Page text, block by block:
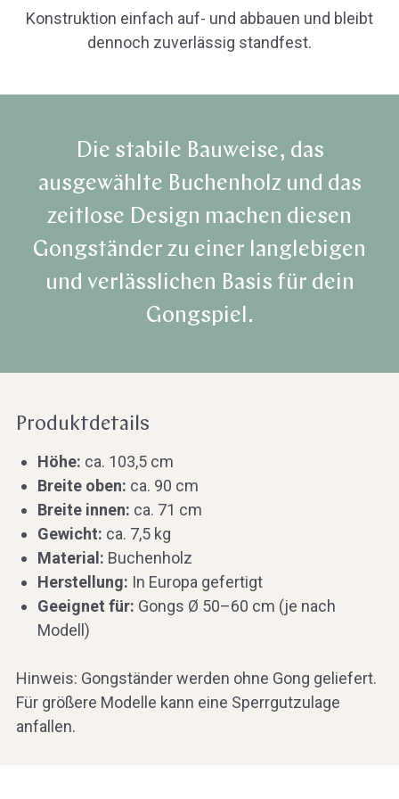
Konstruktion einfach auf- und abbauen und bleibt
dennoch zuverlässig standfest.
Die stabile Bauweise, das
ausgewählte Buchenholz und das
zeitlose Design machen diesen
Gongständer zu einer langlebigen
und verlässlichen Basis für dein
Gongspiel.
Produktdetails
Höhe: ca. 103,5 cm
Breite oben: ca. 90 cm
Breite innen: ca. 71 cm
Gewicht: ca. 7,5 kg
Material: Buchenholz
Herstellung: In Europa gefertigt
Geeignet für: Gongs Ø 50–60 cm (je nach
Modell)
Hinweis: Gongständer werden ohne Gong geliefert.
Für größere Modelle kann eine Sperrgutzulage
anfallen.